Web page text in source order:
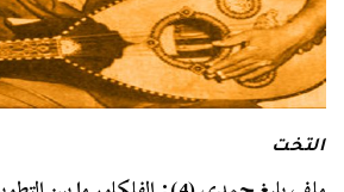
التخت